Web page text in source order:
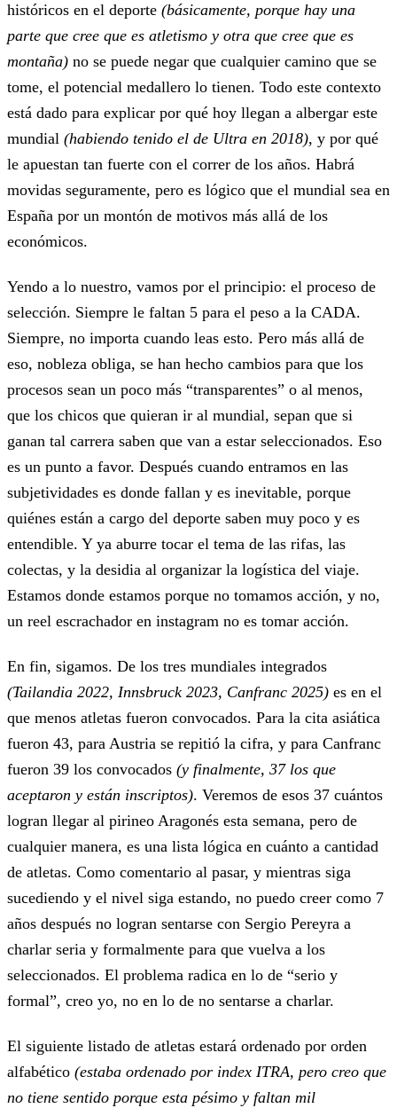
históricos en el deporte (básicamente, porque hay una
parte que cree que es atletismo y otra que cree que es
montaña) no se puede negar que cualquier camino que se
tome, el potencial medallero lo tienen. Todo este contexto
está dado para explicar por qué hoy llegan a albergar este
mundial (habiendo tenido el de Ultra en 2018), y por qué
le apuestan tan fuerte con el correr de los años. Habrá
movidas seguramente, pero es lógico que el mundial sea en
España por un montón de motivos más allá de los
económicos.
Yendo a lo nuestro, vamos por el principio: el proceso de
selección. Siempre le faltan 5 para el peso a la CADA.
Siempre, no importa cuando leas esto. Pero más allá de
eso, nobleza obliga, se han hecho cambios para que los
procesos sean un poco más “transparentes” o al menos,
que los chicos que quieran ir al mundial, sepan que si
ganan tal carrera saben que van a estar seleccionados. Eso
es un punto a favor. Después cuando entramos en las
subjetividades es donde fallan y es inevitable, porque
quiénes están a cargo del deporte saben muy poco y es
entendible. Y ya aburre tocar el tema de las rifas, las
colectas, y la desidia al organizar la logística del viaje.
Estamos donde estamos porque no tomamos acción, y no,
un reel escrachador en instagram no es tomar acción.
En fin, sigamos. De los tres mundiales integrados
(Tailandia 2022, Innsbruck 2023, Canfranc 2025) es en el
que menos atletas fueron convocados. Para la cita asiática
fueron 43, para Austria se repitió la cifra, y para Canfranc
fueron 39 los convocados (y finalmente, 37 los que
aceptaron y están inscriptos). Veremos de esos 37 cuántos
logran llegar al pirineo Aragonés esta semana, pero de
cualquier manera, es una lista lógica en cuánto a cantidad
de atletas. Como comentario al pasar, y mientras siga
sucediendo y el nivel siga estando, no puedo creer como 7
años después no logran sentarse con Sergio Pereyra a
charlar seria y formalmente para que vuelva a los
seleccionados. El problema radica en lo de “serio y
formal”, creo yo, no en lo de no sentarse a charlar.
El siguiente listado de atletas estará ordenado por orden
alfabético (estaba ordenado por index ITRA, pero creo que
no tiene sentido porque esta pésimo y faltan mil